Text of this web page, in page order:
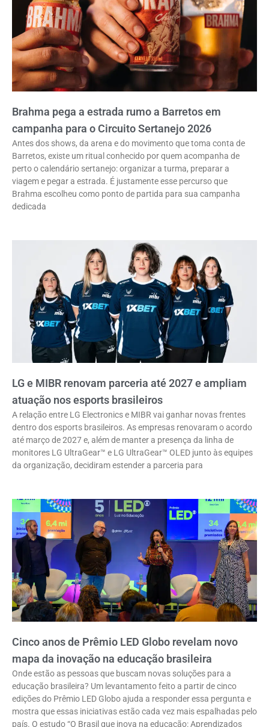
Brahma pega a estrada rumo a Barretos em
campanha para o Circuito Sertanejo 2026
Antes dos shows, da arena e do movimento que toma conta de
Barretos, existe um ritual conhecido por quem acompanha de
perto o calendário sertanejo: organizar a turma, preparar a
viagem e pegar a estrada. É justamente esse percurso que
Brahma escolheu como ponto de partida para sua campanha
dedicada
LG e MIBR renovam parceria até 2027 e ampliam
atuação nos esports brasileiros
A relação entre LG Electronics e MIBR vai ganhar novas frentes
dentro dos esports brasileiros. As empresas renovaram o acordo
até março de 2027 e, além de manter a presença da linha de
monitores LG UltraGear™ e LG UltraGear™ OLED junto às equipes
da organização, decidiram estender a parceria para
Cinco anos de Prêmio LED Globo revelam novo
mapa da inovação na educação brasileira
Onde estão as pessoas que buscam novas soluções para a
educação brasileira? Um levantamento feito a partir de cinco
edições do Prêmio LED Globo ajuda a responder essa pergunta e
mostra que essas iniciativas estão cada vez mais espalhadas pelo
país. O estudo “O Brasil que inova na educação: Aprendizados